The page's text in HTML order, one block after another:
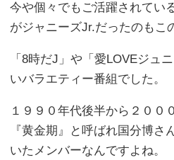
今や個々でもご活躍されてい
がジャニーズJr.だったのもこ
「8時だJ」や「愛LOVEジュ
いバラエティー番組でした。
１９９０年代後半から２００
『黄金期』と呼ばれ国分博さ
いたメンバーなんですよね。